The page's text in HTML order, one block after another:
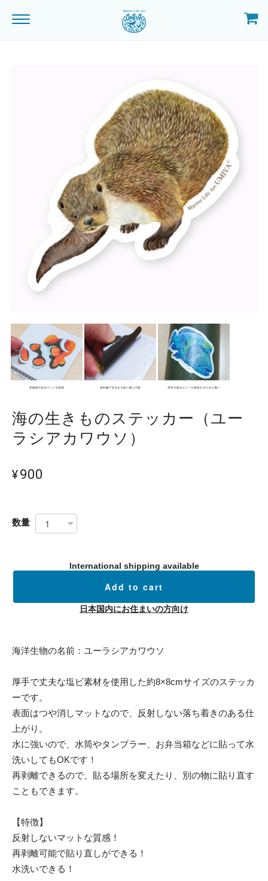
海の生きものステッカー（ユー
ラシアカワウソ）
¥900
数量
International shipping available
Add to cart
日本国内にお住まいの方向け
海洋生物の名前：ユーラシアカワウソ
厚手で丈夫な塩ビ素材を使用した約8×8cmサイズのステッカ
ーです。
表面はつや消しマットなので、反射しない落ち着きのある仕
上がり。
水に強いので、水筒やタンブラー、お弁当箱などに貼って水
洗いしてもOKです！
再剥離できるので、貼る場所を変えたり、別の物に貼り直す
こともできます。
【特徴】
反射しないマットな質感！
再剥離可能で貼り直しができる！
水洗いできる！